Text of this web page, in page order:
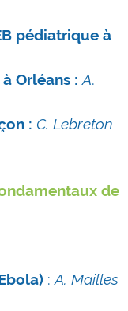
pédiatrique à
Orléans : A.
: C. Lebreton
de
: A. Mailles